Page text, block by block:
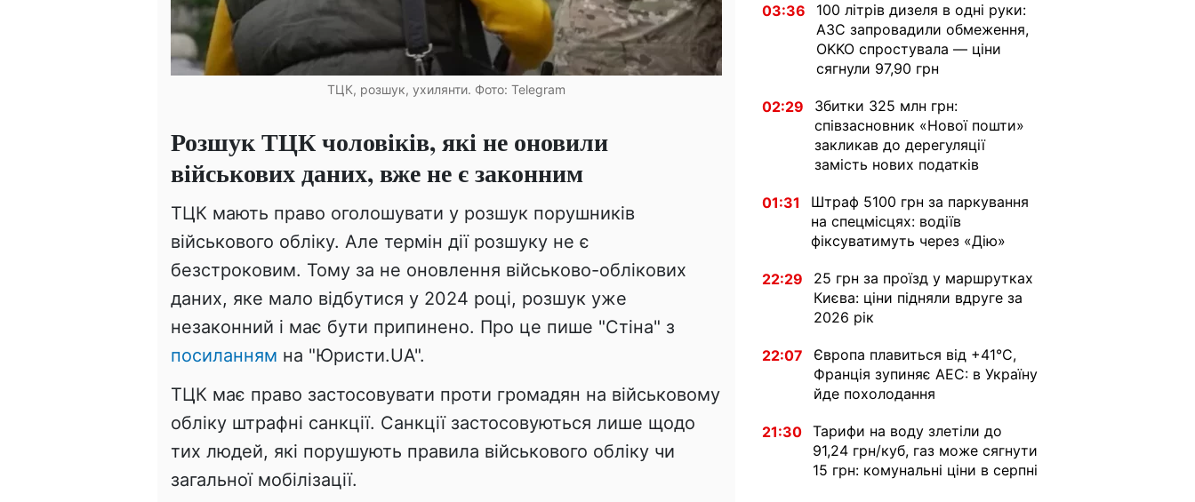
ТЦК, розшук, ухилянти. Фото: Telegram
Розшук ТЦК чоловіків, які не оновили
військових даних, вже не є законним
ТЦК мають право оголошувати у розшук порушників
військового обліку. Але термін дії розшуку не є
безстроковим. Тому за не оновлення військово-облікових
даних, яке мало відбутися у 2024 році, розшук уже
незаконний і має бути припинено. Про це пише "Стіна" з
посиланням на "Юристи.UA".
ТЦК має право застосовувати проти громадян на військовому
обліку штрафні санкції. Санкції застосовуються лише щодо
тих людей, які порушують правила військового обліку чи
загальної мобілізації.
03:36
100 літрів дизеля в одні руки:
АЗС запровадили обмеження,
OKKO спростувала — ціни
сягнули 97,90 грн
02:29
Збитки 325 млн грн:
співзасновник «Нової пошти»
закликав до дерегуляції
замість нових податків
01:31
Штраф 5100 грн за паркування
на спецмісцях: водіїв
фіксуватимуть через «Дію»
22:29
25 грн за проїзд у маршрутках
Києва: ціни підняли вдруге за
2026 рік
22:07
Європа плавиться від +41°C,
Франція зупиняє АЕС: в Україну
йде похолодання
21:30 Тарифи на воду злетіли до
91,24 грн/куб, газ може сягнути
15 грн: комунальні ціни в серпні